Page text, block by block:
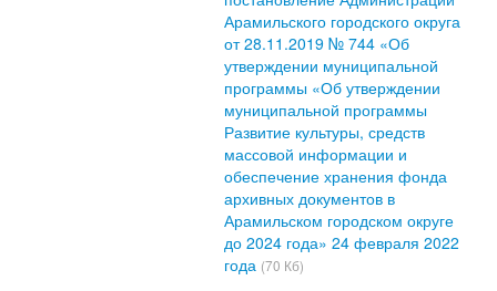
Арамильского городского округа
от 28.11.2019 № 744 «Об
утверждении муниципальной
программы «Об утверждении
муниципальной программы
Развитие культуры, средств
массовой информации и
обеспечение хранения фонда
архивных документов в
Арамильском городском округе
до 2024 года» 24 февраля 2022
года (70 Кб)